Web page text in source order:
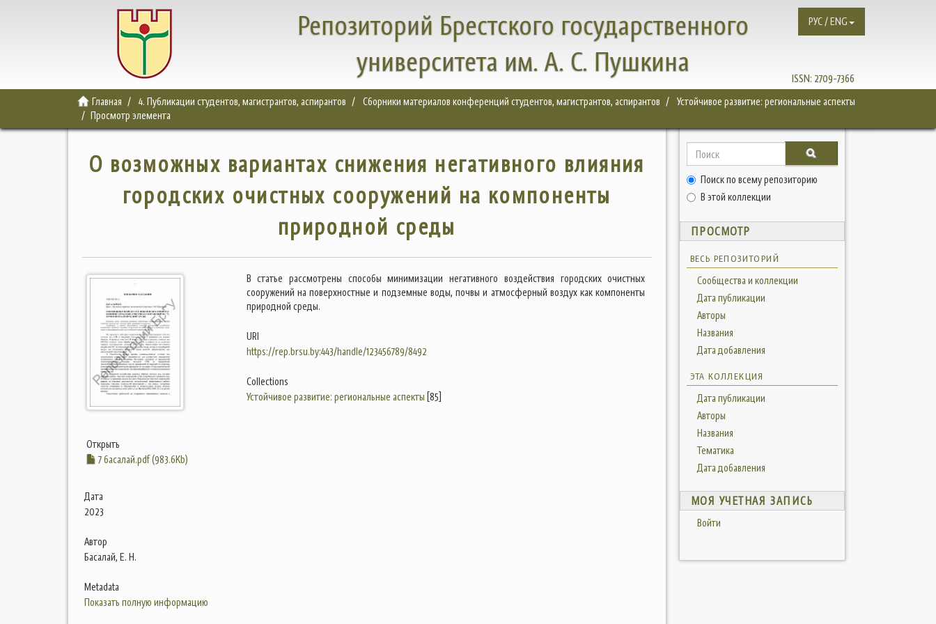
Репозиторий Брестского государственного
университета им. А. С. Пушкина
ISSN: 2709-7366
РУС / ENG
Главная 4. Публикации студентов, магистрантов, аспирантов Сборники материалов конференций студентов, магистрантов, аспирантов
Устойчивое развитие: региональные аспекты
Просмотр элемента
О возможных вариантах снижения негативного влияния
городских очистных сооружений на компоненты
природной среды
Открыть
7 басалай.pdf (983.6Kb)
Дата
2023
Автор
Басалай, Е. Н.
Metadata
Показать полную информацию
В статье рассмотрены способы минимизации негативного воздействия городских очистных
сооружений на поверхностные и подземные воды, почвы и атмосферный воздух как компоненты
природной среды.
URI
https://rep.brsu.by:443/handle/123456789/8492
Collections
Устойчивое развитие: региональные аспекты [85]
Поиск по всему репозиторию
В этой коллекции
ПРОСМОТР
ВЕСЬ РЕПОЗИТОРИЙ
Сообщества и коллекции
Дата публикации
Авторы
Названия
Дата добавления
ЭТА КОЛЛЕКЦИЯ
Дата публикации
Авторы
Названия
Тематика
Дата добавления
МОЯ УЧЕТНАЯ ЗАПИСЬ
Войти